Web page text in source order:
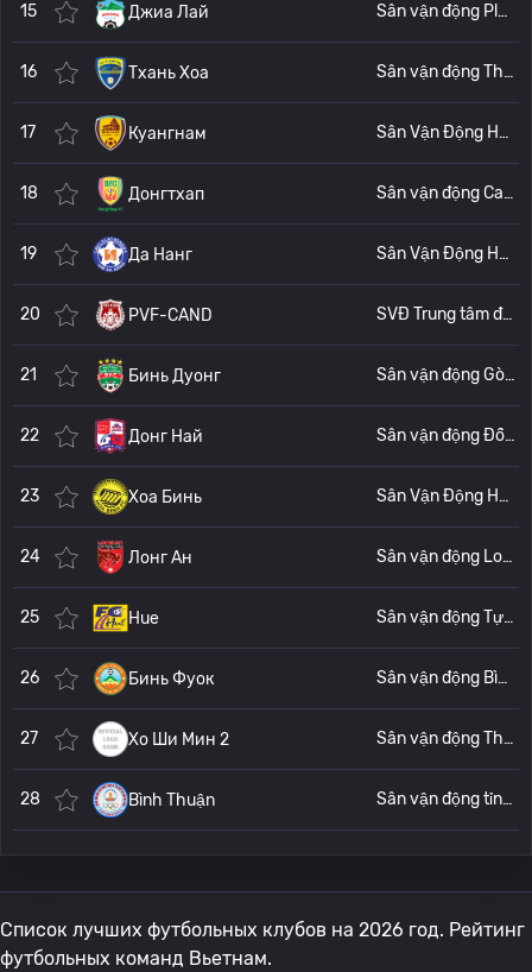
15 Джиа Лай Sân vận động Plei Cu (Стадион в Плейку)
16 Тхань Хоа Sân vận động Thanh Hóa
17 Куангнам Sân Vận Động Hòa Xuân
18 Донгтхап Sân vận động Cao Lãnh (Cao Lanh Stadium)
19 Да Нанг Sân Vận Động Hòa Xuân
20 PVF-CAND SVĐ Trung tâm đào tạo trẻ PVF
21 Бинь Дуонг Sân vận động Gò Đậu (стадион Го Дау)
22 Донг Най Sân vận động Đồng Nai (Стадион Донг Най)
23 Хоа Бинь Sân Vận Động Hòa Bình
24 Лонг Ан Sân vận động Long An (Стадион Лонг Ан)
25 Hue Sân vận động Tự Do (Tu Do Stadium)
26 Бинь Фуок Sân vận động Bình Phước (Binh Phuoc Stadium)
27 Хо Ши Мин 2 Sân vận động Thống Nhất (Стадион Тхонг Нхат)
28 Bình Thuận Sân vận động tỉnh Ninh Thuận
Список лучших футбольных клубов на 2026 год. Рейтинг
футбольных команд Вьетнам.